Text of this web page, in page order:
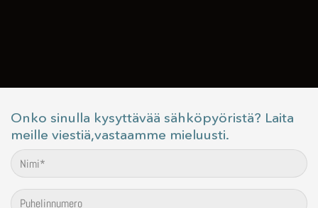
Onko sinulla kysyttävää sähköpyöristä? Laita
meille viestiä,vastaamme mieluusti.